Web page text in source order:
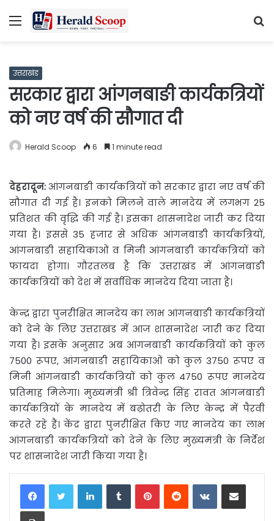
Menu
उत्तराखंड
सरकार द्वारा आंगनबाङी कार्यकत्रियों
को नए वर्ष की सौगात दी
Herald Scoop 6 1 minute read
देहरादून:आंगनबाङी कार्यकत्रियों को सरकार द्वारा नए वर्ष की
सौगात दी गई है। इनको मिलने वाले मानदेय में लगभग 25
प्रतिशत की वृद्धि की गई है। इसका शासनादेश जारी कर दिया
गया है। इससे 35 हजार से अधिक आंगनबाङी कार्यकत्रियों,
आंगनबाङी सहायिकाओं व मिनी आंगनबाङी कार्यकत्रियों को
फायदा होगा। गौरतलब है कि उत्तराखंड में आंगनबाङी
कार्यकत्रियों को देश में सर्वाधिक मानदेय दिया जाता है।
केन्द्र द्वारा पुनरीक्षित मानदेय का लाभ आंगनबाङी कार्यकत्रियों
को देने के लिए उत्तराखंड में आज शासनादेश जारी कर दिया
गया है। इसके अनुसार अब आंगनबाङी कार्यकत्रियों को कुल
7500 रूपए, आंगनबाङी सहायिकाओं को कुल 3750 रूपए व
मिनी आंगनबाङी कार्यकत्रियों को कुल 4750 रूपए मानदेय
प्रतिमाह मिलेगा। मुख्यमंत्री श्री त्रिवेन्द्र सिंह रावत आंगनबाङी
कार्यकत्रियों के मानदेय में बढ़ोतरी के लिए केन्द्र में पैरवी
करते रहे हैं। केंद्र द्वारा पुनरीक्षित किए गए मानदेय का लाभ
आंगनबाङी कार्यकत्रियों को देने के लिए मुख्यमंत्री के निर्देश
पर शासनादेश जारी किया गया है।
LinkedInTumblrPinterestReddit VKontakteShare via Email
Print